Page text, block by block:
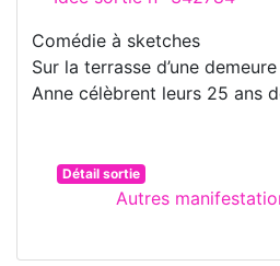
Comédie à sketches
Sur la terrasse d’une
Anne célèbrent leurs 25 ans
Détail sortie
Autres